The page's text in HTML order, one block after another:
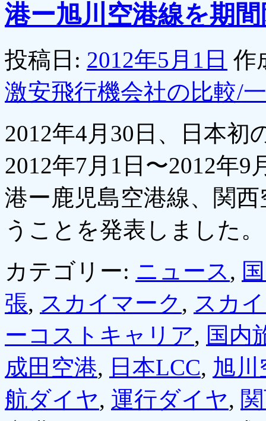
港ー旭川空港線を期
投稿日: 2012年5月1日 作
激安飛行機会社の比較/
2012年4月30日、日本
2012年7月1日〜2012年
港ー鹿児島空港線、関
うことを発表しました
カテゴリー: ニュース,
張, スカイマーク , スカ
ーコストキャリア, 国内
成田空港, 日本LCC, 旭川
航ダイヤ, 運行ダイヤ,